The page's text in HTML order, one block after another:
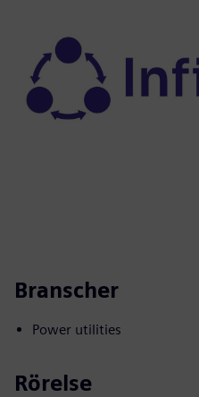
Branscher
Power utilities
Rörelse